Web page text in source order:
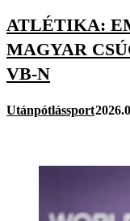
ATLÉTIKA:
MAGYAR
VB-N
Utánpótlássport